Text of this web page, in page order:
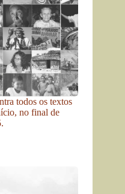
todos os textos
no final de